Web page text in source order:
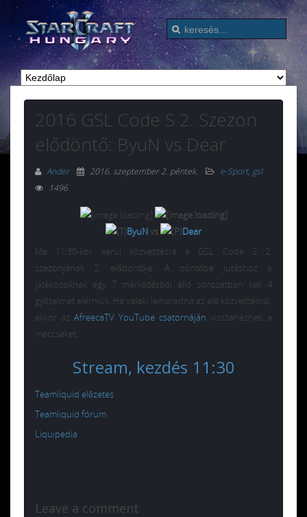
2016 GSL Code S 2. Szezon
elődöntő: ByuN vs Dear
Ander 2016. szeptember 2. péntek. e-Sport, gsl
1496
ByuNvs
Dear
Ma 11:30-kor kerül közvetítésre a GSL Code S 2.
szezonjának 2. elődöntője. A döntőbe jutáshoz a
játékosoknak egy 7 mérkőzésből álló sorozatban kell 4
győzelmet elérniük. Ha valaki lemaradna az elő közvetítésről,
akkor az AfreecaTV YouTube csatornáján visszanézheti a
meccseket.
Stream, kezdés 11:30
Teamliquid előzetes
Teamliquid fórum
Liquipedia
Leave a comment